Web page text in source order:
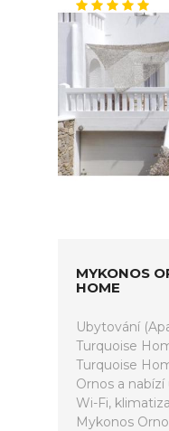
MYKONOS
HOME
Ubytování
Turquoise
Turquoise
Ornos a
Wi-Fi,
Mykonos